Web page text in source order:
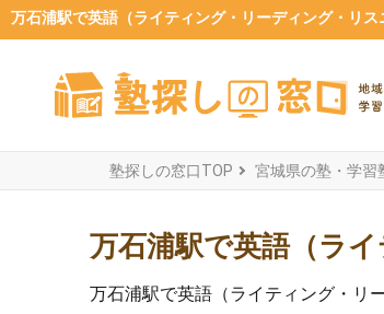
万石浦駅で英語（ライティング・リーディング・リ
塾探しの窓口TOP 宮城県の塾・学習
万石浦駅で英語（ラ
万石浦駅で英語（ライティング・リ